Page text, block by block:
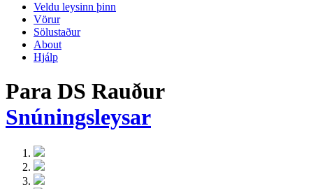
Veldu leysinn þinn
Vörur
Sölustaður
About
Hjálp
Para DS Rauður
Snúningsleysar